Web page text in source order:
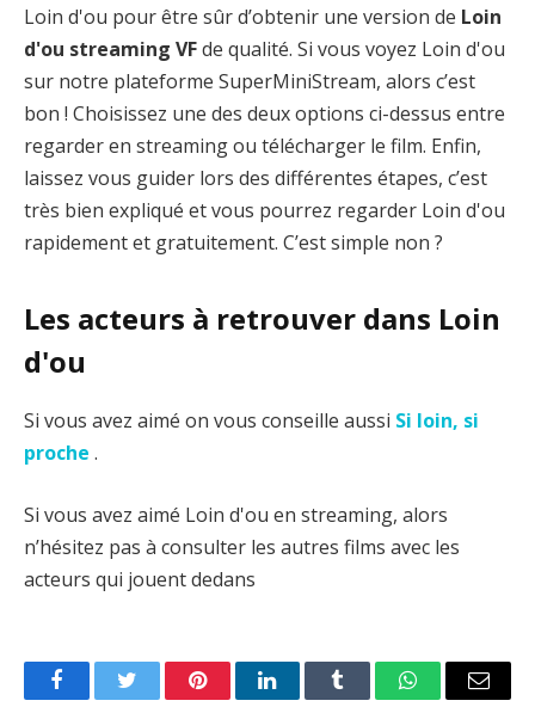
Loin d'ou pour être sûr d’obtenir une version de Loin
d'ou streaming VFde qualité. Si vous voyez Loin d'ou
sur notre plateforme SuperMiniStream, alors c’est
bon ! Choisissez une des deux options ci-dessus entre
regarder en streaming ou télécharger le film. Enfin,
laissez vous guider lors des différentes étapes, c’est
très bien expliqué et vous pourrez regarder Loin d'ou
rapidement et gratuitement. C’est simple non ?
Les acteurs à retrouver dans Loin
d'ou
Si vous avez aimé on vous conseille aussi Si loin, si
proche .
Si vous avez aimé Loin d'ou en streaming, alors
n’hésitez pas à consulter les autres films avec les
acteurs qui jouent dedans
FacebookTwitter PinterestLinkedInTumblr WhatsAppEmail